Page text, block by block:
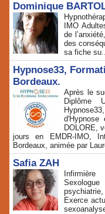
Dominique
IMO
de
des
sa fiche
Hypnose33,
Bordeaux.
Après le
Diplôme
DOLORE,
jours en EMDR-IMO,
Bordeaux, animée par
Safia ZAH
Exerce